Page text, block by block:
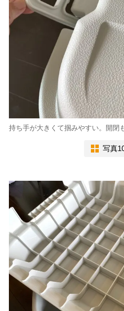
持ち手が大きくて掴みやすい。開閉
写真